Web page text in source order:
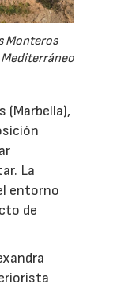
Monteros
(Marbella),
La
entorno
de